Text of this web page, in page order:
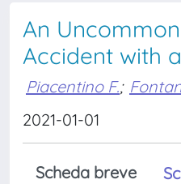
An
Accident with
Piacentino F.;
2021-01-01
Scheda breve